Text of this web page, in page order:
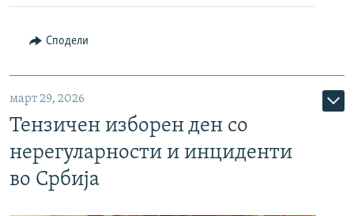
Сподели
март 29, 2026
Тензичен изборен ден со
нерегуларности и инциденти
во Србија